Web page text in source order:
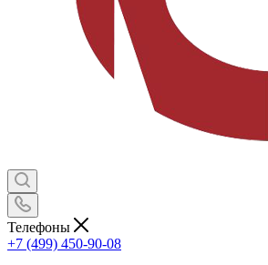
Телефоны
+7 (499) 450-90-08